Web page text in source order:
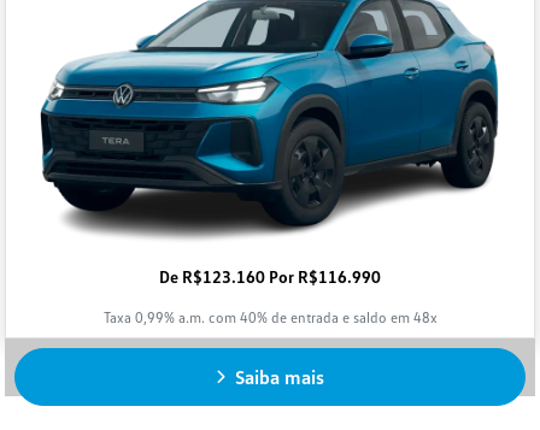
De R$123.160 Por R$116.990
Taxa 0,99% a.m. com 40% de entrada e saldo em 48x
Saiba mais